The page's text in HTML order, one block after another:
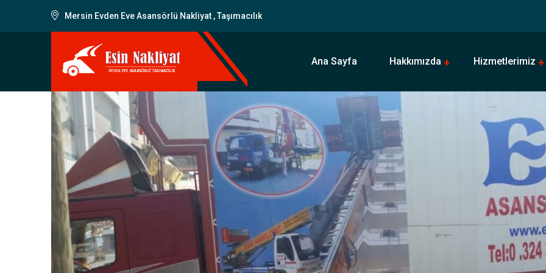
Mersin Evden Eve Asansörlü Nakliyat , Taşımacılık
Ana Sayfa Hakkımızda Hizmetlerimiz